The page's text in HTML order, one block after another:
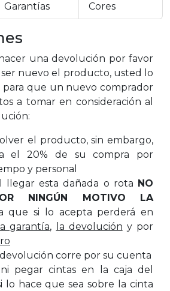
Garantías Cores
una devolución por favor
nuevo el producto, usted lo
para que un nuevo comprador
a tomar en consideración al
el producto, sin embargo,
el 20% de su compra por
y personal
llegar esta dañada o rota NO
NINGÚN MOTIVO LA
que si lo acepta perderá en
la garantía, la devolución y por
corre por su cuenta
pegar cintas en la caja del
lo hace que sea sobre la cinta